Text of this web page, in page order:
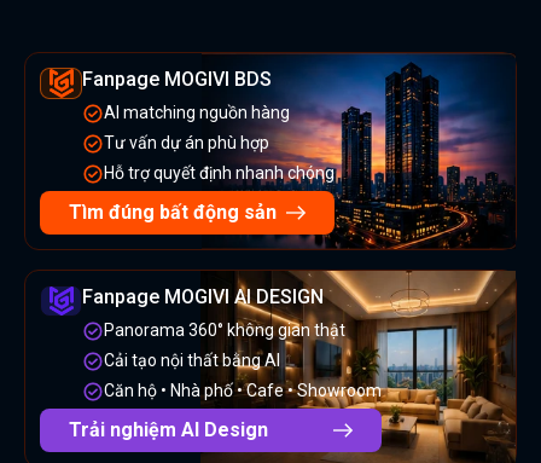
Fanpage MOGIVI BDS
AI matching nguồn hàng
Tư vấn dự án phù hợp
Hỗ trợ quyết định nhanh chóng
Tìm đúng bất động sản
Fanpage MOGIVI AI DESIGN
Panorama 360° không gian thật
Cải tạo nội thất bằng AI
Căn hộ • Nhà phố • Cafe • Showroom
Trải nghiệm AI Design